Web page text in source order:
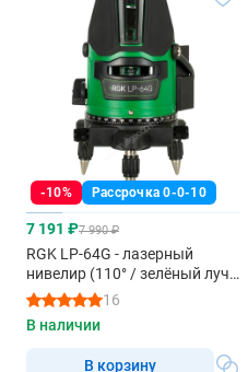
-10% Рассрочка 0-0-10
7 191 ₽7 990 ₽
RGK LP-64G - лазерный
нивелир (110° / зелёный луч /
30м)
16
В наличии
В корзину